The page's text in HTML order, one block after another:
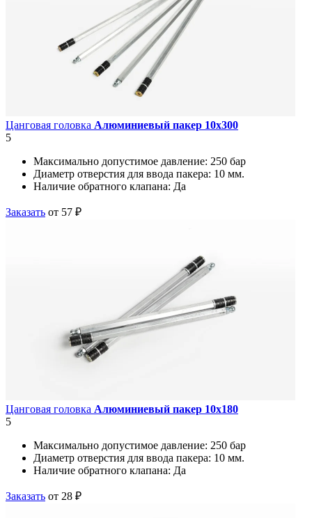
Цанговая головка Алюминиевый пакер 10х300
5
Максимально допустимое давление: 250 бар
Диаметр отверстия для ввода пакера: 10 мм.
Наличие обратного клапана: Да
Заказать от 57 ₽
Цанговая головка Алюминиевый пакер 10х180
5
Максимально допустимое давление: 250 бар
Диаметр отверстия для ввода пакера: 10 мм.
Наличие обратного клапана: Да
Заказать от 28 ₽